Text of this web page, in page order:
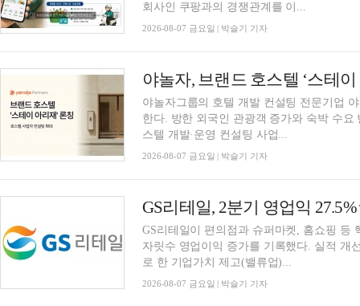
회사인 쿠팡과의 경쟁관계를 이...
2026-08-07 금요일 | 박슬기 기자
야놀자그룹의 호텔 개발 컨설팅 전문기업
한다. 방한 외국인 관광객 증가와 숙박 수
스텔 개발·운영 컨설팅 사업...
2026-08-07 금요일 | 박슬기 기자
GS리테일이 편의점과 슈퍼마켓, 홈쇼핑 등
자릿수 영업이익 증가를 기록했다. 실적 개
로 한 기업가치 제고(밸류업)...
2026-08-07 금요일 | 박슬기 기자